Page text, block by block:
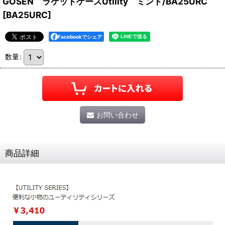
[BA25URC]
Facebookでシェア
数量:
お問い合わせ
商品詳細